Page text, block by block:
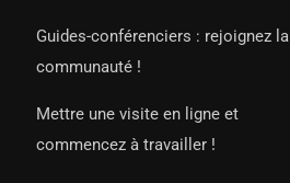
Guides-conférenciers : rejoignez la
communauté !
Mettre une visite en ligne et
commencez à travailler !